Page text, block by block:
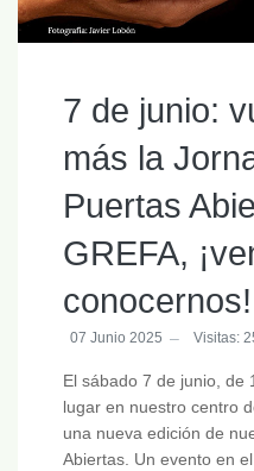
7 de junio:
más la
Puertas
GREFA,
conocernos!
07 Junio 2025 Visitas:
El sábado 7 de junio, de
lugar en nuestro centro
una nueva edición de
Abiertas. Un evento en